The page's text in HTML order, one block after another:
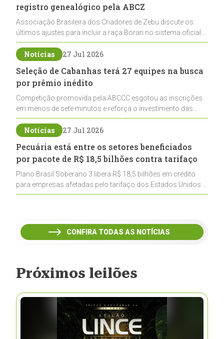
registro genealógico pela ABCZ
Associação Brasileira dos Criadores de Zebu discute os
últimos ajustes para incluir a raça Boran no sistema oficial
de registros, abrindo caminho para sua expansão na
pecuária nacional
Notícias 27 Jul 2026
Seleção de Cabanhas terá 27 equipes na busca
por prêmio inédito
Competição promovida pela ABCCC esgotou as inscrições
em menos de sete minutos e reforça o investimento das
cabanhas na seleção genética de Cavalos Crioulos voltados
ao laço
Notícias 27 Jul 2026
Pecuária está entre os setores beneficiados
por pacote de R$ 18,5 bilhões contra tarifaço
Plano Brasil Soberano 3 libera R$ 18,5 bilhões em crédito
para empresas afetadas pelo tarifaço dos Estados Unidos e
inclui a pecuária entre os setores estratégicos
CONFIRA TODAS AS NOTÍCIAS
Próximos leilões